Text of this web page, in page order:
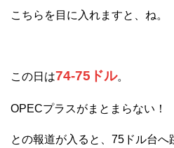
こちらを目に入れますと、ね。
この日は74-75ドル。
OPECプラスがまとまらない！
との報道が入ると、75ドル台へ